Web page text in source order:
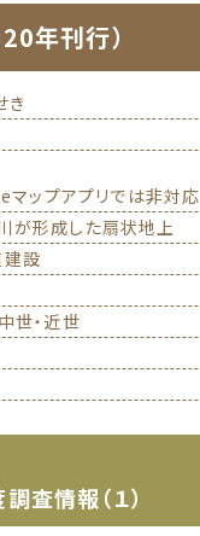
年刊行）
き
ップアプリでは非対応
が形成した扇状地上
設
世・近世
情報（１）